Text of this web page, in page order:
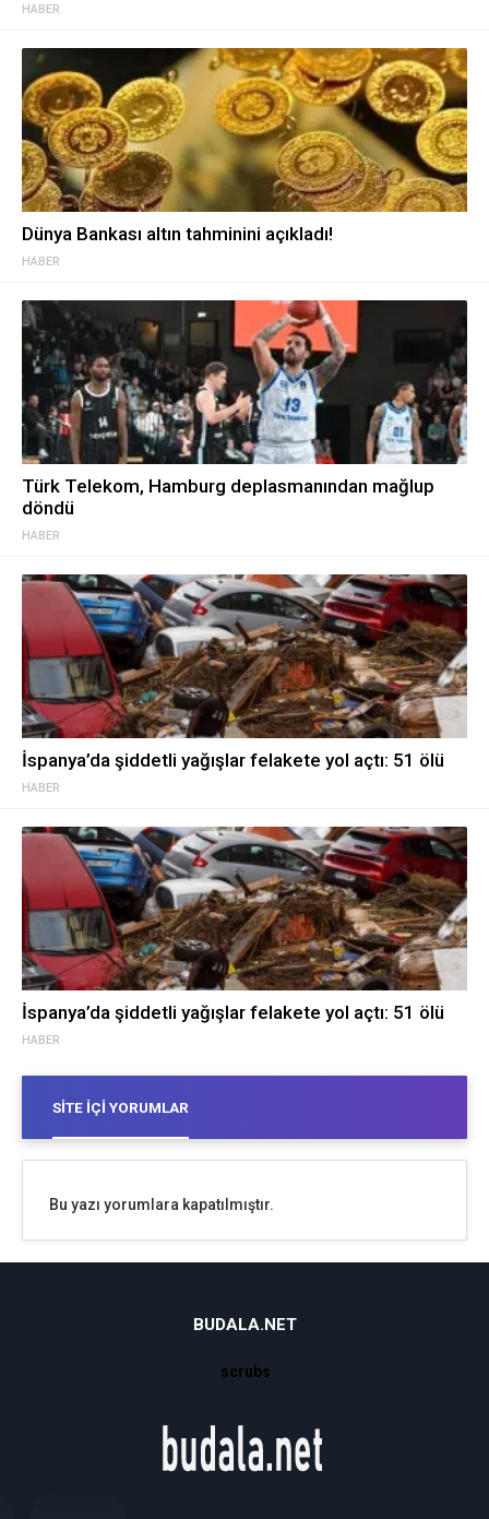
HABER
HABER
Dünya Bankası altın tahminini açıkladı!
HABER
Türk Telekom, Hamburg deplasmanından mağlup
döndü
HABER
İspanya’da şiddetli yağışlar felakete yol açtı: 51 ölü
HABER
İspanya’da şiddetli yağışlar felakete yol açtı: 51 ölü
SITE İÇI YORUMLAR
Bu yazı yorumlara kapatılmıştır.
BUDALA.NET
scrubs